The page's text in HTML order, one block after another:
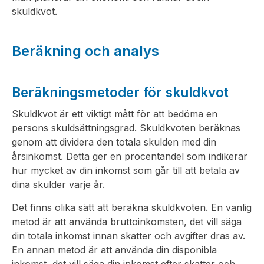
skuldkvot.
Beräkning och analys
Beräkningsmetoder för skuldkvot
Skuldkvot är ett viktigt mått för att bedöma en
persons skuldsättningsgrad. Skuldkvoten beräknas
genom att dividera den totala skulden med din
årsinkomst. Detta ger en procentandel som indikerar
hur mycket av din inkomst som går till att betala av
dina skulder varje år.
Det finns olika sätt att beräkna skuldkvoten. En vanlig
metod är att använda bruttoinkomsten, det vill säga
din totala inkomst innan skatter och avgifter dras av.
En annan metod är att använda din disponibla